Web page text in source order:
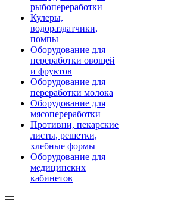
рыбопереработки
Кулеры,
водораздатчики,
помпы
Оборудование для
переработки овощей
и фруктов
Оборудование для
переработки молока
Оборудование для
мясопереработки
Противни, пекарские
листы, решетки,
хлебные формы
Оборудование для
медицинских
кабинетов